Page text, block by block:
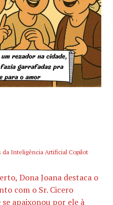
da Inteligência Artificial Copilot
Dona Joana destaca o
com o Sr. Cicero
apaixonou por ele à